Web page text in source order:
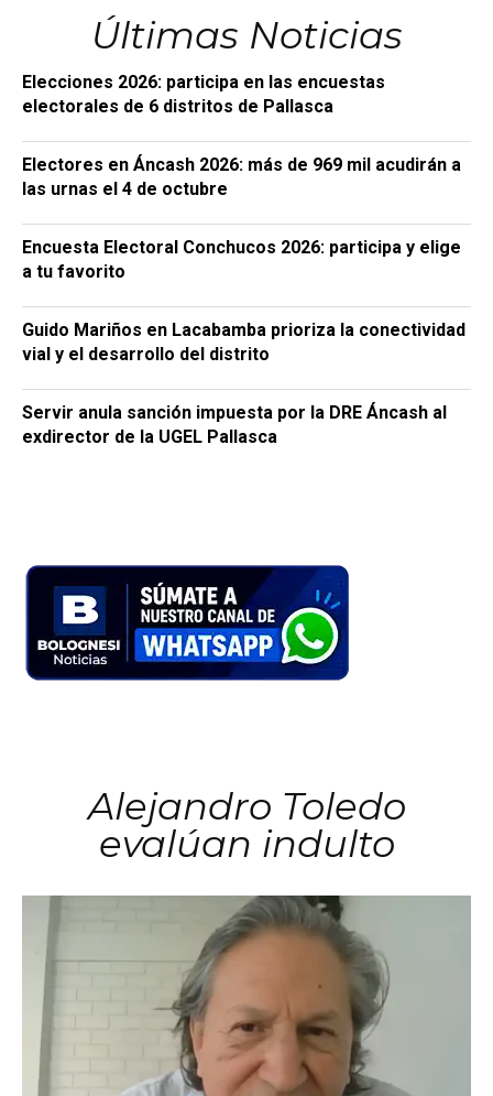
Últimas Noticias
Elecciones 2026: participa en las encuestas
electorales de 6 distritos de Pallasca
Electores en Áncash 2026: más de 969 mil acudirán a
las urnas el 4 de octubre
Encuesta Electoral Conchucos 2026: participa y elige
a tu favorito
Guido Mariños en Lacabamba prioriza la conectividad
vial y el desarrollo del distrito
Servir anula sanción impuesta por la DRE Áncash al
exdirector de la UGEL Pallasca
Alejandro Toledo
evalúan indulto